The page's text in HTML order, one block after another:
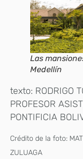
Las
Medellín
texto: RODRIGO
PROFESOR
PONTIFICIA
Crédito de la foto:
ZULUAGA